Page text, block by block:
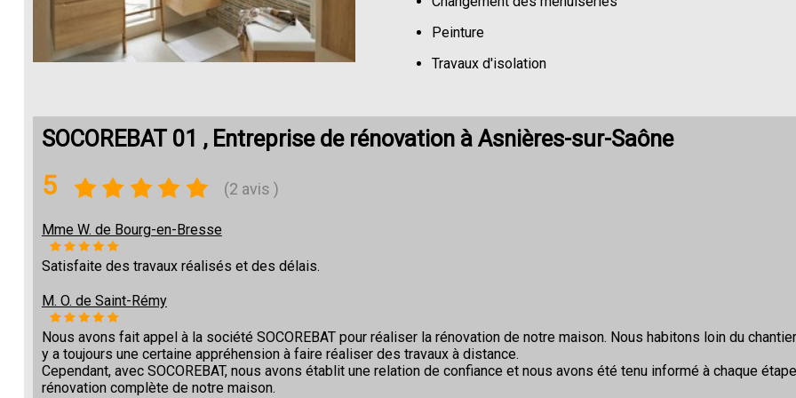
Peinture
Travaux d'isolation
SOCOREBAT 01 , Entreprise de rénovation à Asnières-sur-Saône
5 (2 avis )
Mme W. de Bourg-en-Bresse
Satisfaite des travaux réalisés et des délais.
M. O. de Saint-Rémy
Nous avons fait appel à la société SOCOREBAT pour réaliser la rénovation de notre maison. Nous habitons loin du
y a toujours une certaine appréhension à faire réaliser des travaux à distance.
Cependant, avec SOCOREBAT, nous avons établit une relation de confiance et nous avons été tenu informé à chaque
rénovation complète de notre maison.